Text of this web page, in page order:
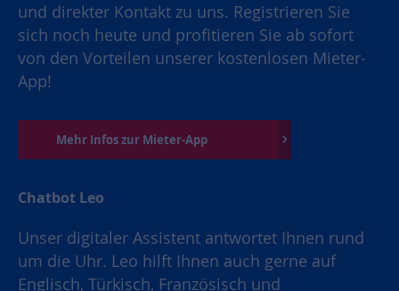
und direkter Kontakt zu uns. Registrieren Sie
sich noch heute und profitieren Sie ab sofort
von den Vorteilen unserer kostenlosen Mieter-
App!
Mehr Infos zur Mieter-App
Chatbot Leo
Unser digitaler Assistent antwortet Ihnen rund
um die Uhr. Leo hilft Ihnen auch gerne auf
Englisch, Türkisch, Französisch und